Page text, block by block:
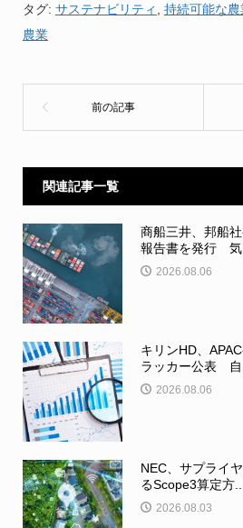
タグ: サステナビリティ 持続可能な農
農業
関連記事一覧
商船三井、邦船
報告書を発行 気
2026.08.06
キリンHD、
ラッカー公表 自
2026.08.06
NEC、サプライ
るScope3算定方...
2026.08.03